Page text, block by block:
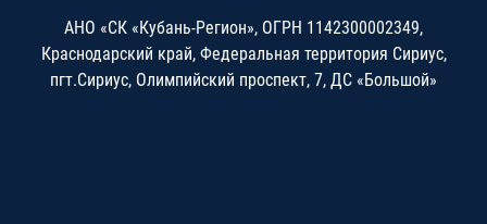
АНО «СК «Кубань-Регион», ОГРН 1142300002349,
Краснодарский край, Федеральная территория Сириус,
пгт.Сириус, Олимпийский проспект, 7, ДС «Большой»